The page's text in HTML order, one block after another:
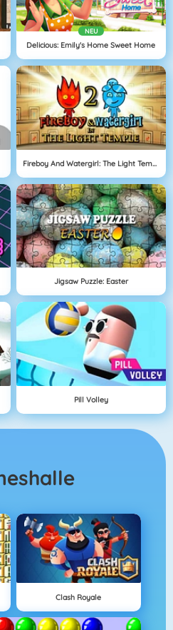
NEU
Delicious: Emily's Home Sweet Home
Fireboy And Watergirl: The Light Temple
Jigsaw Puzzle: Easter
Pill Volley
Clash Royale